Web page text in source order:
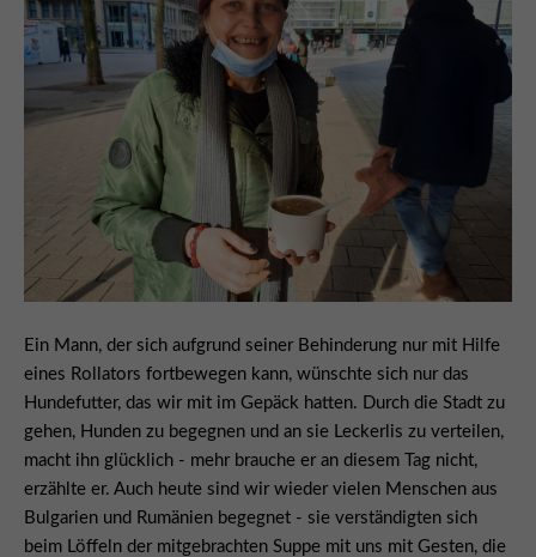
Ein Mann, der sich aufgrund seiner Behinderung nur mit Hilfe
eines Rollators fortbewegen kann, wünschte sich nur das
Hundefutter, das wir mit im Gepäck hatten. Durch die Stadt zu
gehen, Hunden zu begegnen und an sie Leckerlis zu verteilen,
macht ihn glücklich - mehr brauche er an diesem Tag nicht,
erzählte er. Auch heute sind wir wieder vielen Menschen aus
Bulgarien und Rumänien begegnet - sie verständigten sich
beim Löffeln der mitgebrachten Suppe mit uns mit Gesten, die